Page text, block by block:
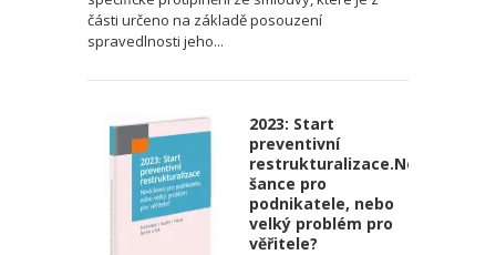
části určeno na základě posouzení
spravedlnosti jeho...
2023: Start
preventivní
restrukturalizace.Nová
šance pro
podnikatele, nebo
velký problém pro
věřitele?